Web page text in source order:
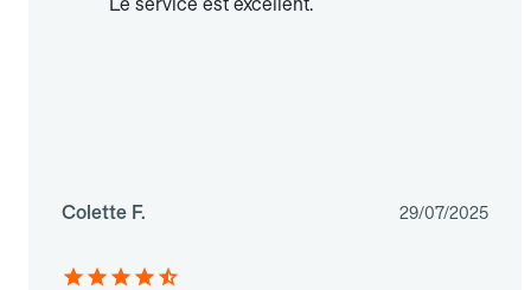
Colette F. 29/07/2025